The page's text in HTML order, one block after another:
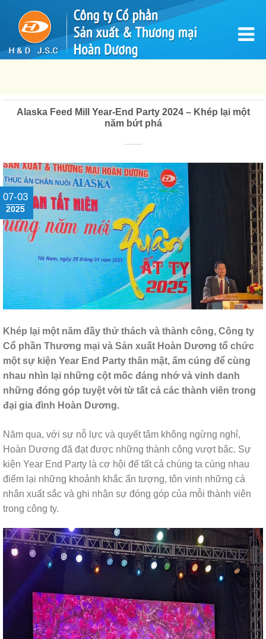
Alaska Feed Mill Year-End Party 2024 – Khép lại một
năm bứt phá
07-03
2025
Khép lại một năm đầy thử thách và thành công, Công ty
Cổ phần Thương mại và Sản xuất Hoàn Dương tổ chức
một sự kiện Year End Party thân mật, ấm cúng để cùng
nhau nhìn lại những cột mốc đáng nhớ và vinh danh
những đóng góp tuyệt vời từ tất cả các thành viên trong
đại gia đình Hoàn Dương.
Năm qua, với sự nỗ lực và quyết tâm không ngừng nghỉ,
Hoàn Dương đã đạt được những thành công vượt bậc. Sự
kiện Year End Party là cơ hội để tất cả chúng ta cùng nhau
điểm lại những khoảnh khắc ấn tượng, tôn vinh những cá
nhân xuất sắc và ghi nhận sự đóng góp của mỗi thành viên
trong công ty.